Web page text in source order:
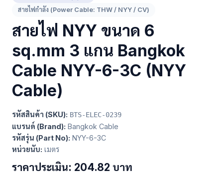
สายไฟกำลัง (Power Cable: THW / NYY / CV)
สายไฟ NYY ขนาด 6
sq.mm 3 แกน Bangkok
Cable NYY-6-3C (NYY
Cable)
รหัสสินค้า (SKU): BTS-ELEC-0239
แบรนด์ (Brand): Bangkok Cable
รหัสรุ่น (Part No): NYY-6-3C
หน่วยนับ: เมตร
ราคาประเมิน: 204.82 บาท